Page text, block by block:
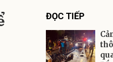
ĐỌC TIẾP